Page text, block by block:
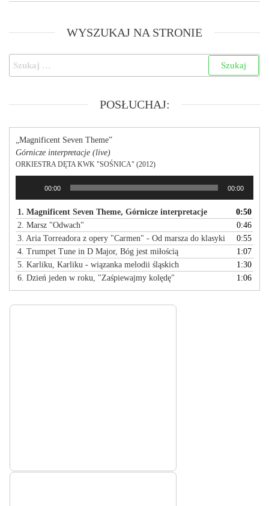
WYSZUKAJ NA STRONIE
POSŁUCHAJ:
„Magnificent Seven Theme”
Górnicze interpretacje (live)
ORKIESTRA DĘTA KWK "SOŚNICA" (2012)
dźwiękowych
00:00 00:00
1. Magnificent Seven Theme, Górnicze interpretacje
0:50
2. Marsz "Odwach"
0:46
3. Aria Torreadora z opery "Carmen" - Od marsza do klasyki
0:55
4. Trumpet Tune in D Major, Bóg jest miłością
1:07
5. Karliku, Karliku - wiązanka melodii śląskich
1:30
6. Dzień jeden w roku, "Zaśpiewajmy kolędę"
1:06